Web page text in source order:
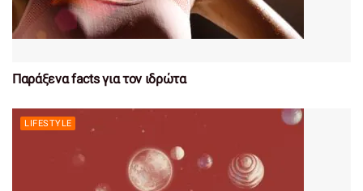
Παράξενα facts για τον ιδρώτα
LIFESTYLE